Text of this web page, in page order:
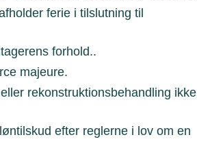
ferie i tilslutning til
forhold..
majeure.
rekonstruktionsbehandling ikke
efter reglerne i lov om en